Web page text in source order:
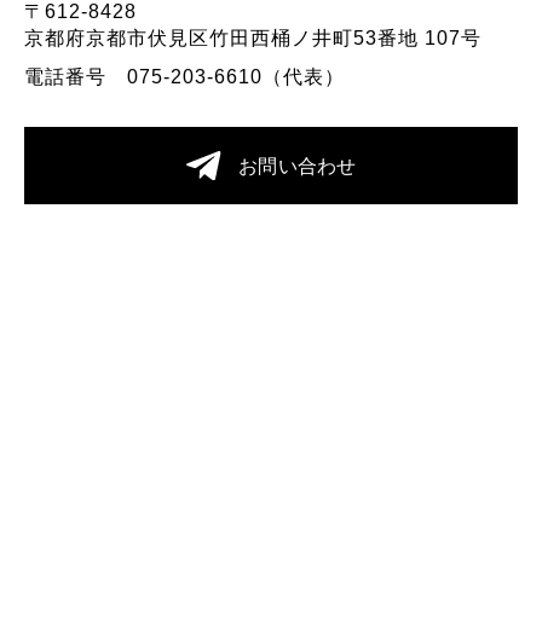
〒612-8428
京都府京都市伏見区竹田西桶ノ井町53番地 107号
電話番号 075-203-6610（代表）